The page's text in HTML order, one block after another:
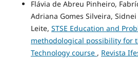
Flávia de Abreu Pinheiro,
Adriana Gomes Silveira,
Leite, STSE Education and
methodological possibility for
Technology course , Revista